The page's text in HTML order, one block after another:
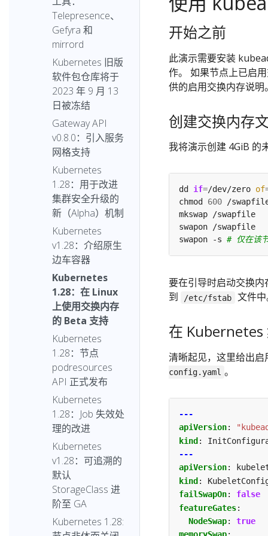
Telepresence、
Gefyra 和
mirrord
Kubernetes 旧版
软件包仓库将于
2023 年 9 月 13
日被冻结
Gateway API
v0.8.0：引入服务
网格支持
Kubernetes
1.28：用于改进
集群安全升级的
新（Alpha）机制
Kubernetes
v1.28：介绍原生
边车容器
Kubernetes
1.28：在 Linux
上使用交换内存
的 Beta 支持
Kubernetes
1.28：节点
podresources
API 正式发布
Kubernetes
1.28：Job 失效处
理的改进
Kubernetes
v1.28：可追溯的
默认
StorageClass 进
阶至 GA
Kubernetes 1.28:
开始之前
此演示需要安装
作。 如果节点上已启
供的启用交换内存说明
创建交换内存
我将演示创建 4GiB 的
dd if=/dev/zero of
chmod 600
swapon -s # 仅在该
要在引导时启动交换
到
/etc/fstab 文件
在 Kubernetes
清晰起见，这里给出
config.yaml 。
---
apiVersion:
kind :
---
apiVersion:
kind :
failSwapOn:
false
featureGates:
NodeSwap:
true